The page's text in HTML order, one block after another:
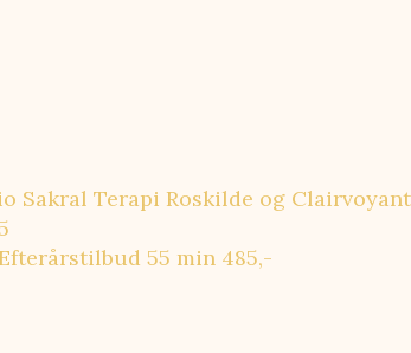
Sakral Terapi Roskilde og
55 min 485,-